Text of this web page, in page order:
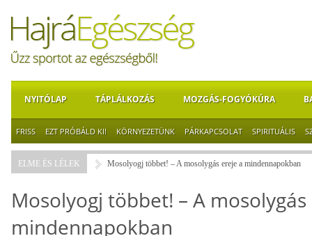
NYITÓLAP TÁPLÁLKOZÁS MOZGÁS-FOGYÓKÚRA
FRISS EZT PRÓBÁLD KI! KÖRNYEZETÜNK PÁRKAPCSOLAT SPIRITUÁLIS
ELME ÉS LÉLEK Mosolyogj többet! – A mosolygás ereje a mindennapokban
Mosolyogj többet! – A
mindennapokban